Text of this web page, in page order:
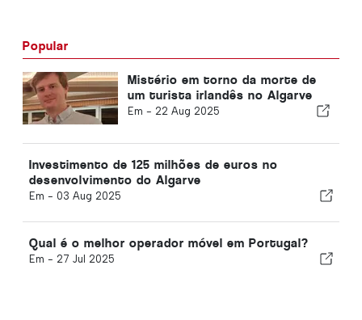
Popular
Mistério em torno da morte de
um turista irlandês no Algarve
Em - 22 Aug 2025
Investimento de 125 milhões de euros no
desenvolvimento do Algarve
Em - 03 Aug 2025
Qual é o melhor operador móvel em Portugal?
Em - 27 Jul 2025